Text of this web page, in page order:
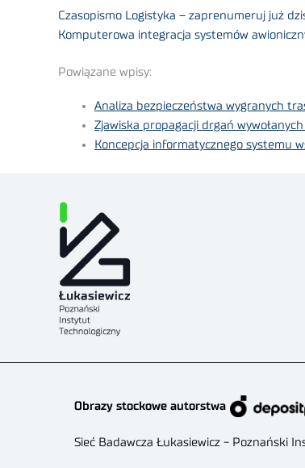
Czasopismo Logistyka – zaprenumeruj już
Komputerowa integracja systemów
Powiązane wpisy:
Analiza bezpieczeństwa wygranych
Zjawiska propagacji drgań
Koncepcja informatycznego systemu
Obrazy stockowe autorstwa
Sieć Badawcza Łukasiewicz - Poznański